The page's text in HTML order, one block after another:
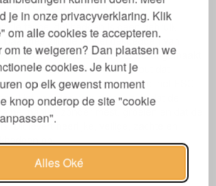
je in onze privacyverklaring. Klik
om alle cookies te accepteren.
om te weigeren? Dan plaatsen we
cookies. Je kunt je
op elk gewenst moment
knop onderop de site "cookie
Alles Oké
de tencel dekbedden is geen gebruik
zijn de tencel dekbedden van
voor veganisten. Tencel wordt gemaakt
een eucalyptus boom. Het hout dat
is voorzien van zowel het FSC
Het voordeel van tencel is, is dat de
manier, zonder mest, groeien en dat de
Dit levert heerlijke, veilige, zachte en
op.